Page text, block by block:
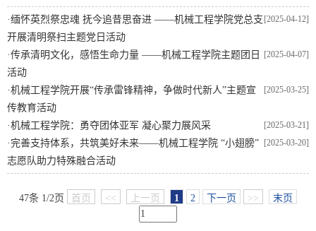
[2025-04-12]
·缅怀英烈祭忠魂 抚今追昔思奋进 ——机械工程学院党总支
开展清明祭扫主题党日活动
[2025-04-07]
·传承清明文化，感悟生命力量 ——机械工程学院主题团日
活动
[2025-03-25]
·机械工程学院开展“传承雷锋精神，争做时代新人”主题宣
传教育活动
[2025-03-21]
·机械工程学院：勇夺团体亚军 凝心聚力展风采
[2025-03-20]
·​完善支持体系，共筑美好未来——机械工程学院 “小翅膀”
志愿队助力特殊融合活动
47条 1/2页 首页 << 上一页 1 2 下一页 >> 末页